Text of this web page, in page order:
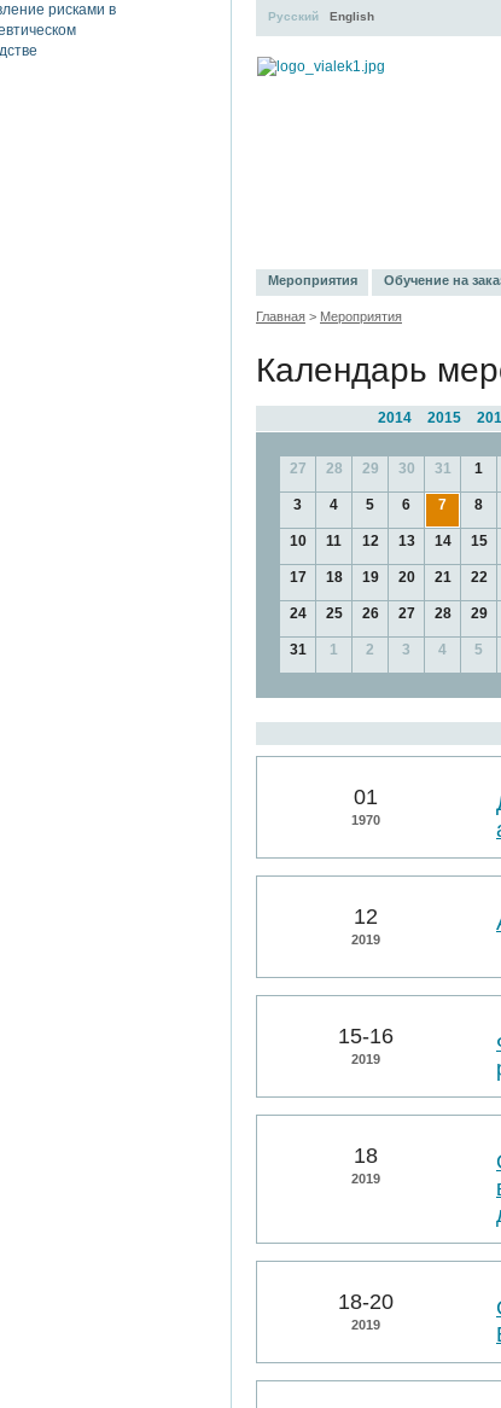
Русский English
Мероприятия Обучение на
Главная > Мероприятия
Календарь
2015
2014
27 28 29 30 31 1
3 4 5 6 7 8
10 11 12 13 14 15
17 18 19 20 21 22
24 25 26 27 28 29
31 1 2 3 4 5
01
1970
12
2019
15-16
2019
18
2019
18-20
2019